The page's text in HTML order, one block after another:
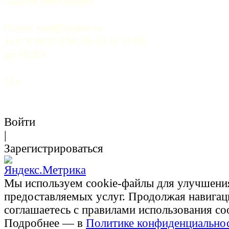
Почта: mail@5uglov.ru
Тел. 8 (812) 274-35-25 (c 12.00
до 18.00)
12+
Войти
|
Зарегистрироваться
Мы используем cookie-файлы для
предоставляемых услуг. Продолжая
соглашаетесь с правилами использования
Подробнее — в Политике